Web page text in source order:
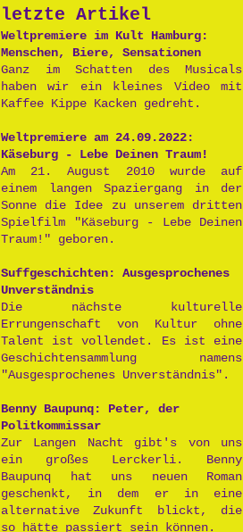
Postpunk
letzte Artikel
Weltpremiere im Kult Hamburg:
Menschen, Biere, Sensationen
Ganz im Schatten des Musicals
haben wir ein kleines Video mit
Kaffee Kippe Kacken gedreht.
Weltpremiere am 24.09.2022:
Käseburg - Lebe Deinen Traum!
Am 21. August 2010 wurde auf
einem langen Spaziergang in der
Sonne die Idee zu unserem dritten
Spielfilm "Käseburg - Lebe Deinen
Traum!" geboren.
Suffgeschichten: Ausgesprochenes
Unverständnis
Die nächste kulturelle
Errungenschaft von Kultur ohne
Talent ist vollendet. Es ist eine
Geschichtensammlung namens
"Ausgesprochenes Unverständnis".
Benny Baupunq: Peter, der
Politkommissar
Zur Langen Nacht gibt's von uns
ein großes Lerckerli. Benny
Baupunq hat uns neuen Roman
geschenkt, in dem er in eine
alternative Zukunft blickt, die
so hätte passiert sein können.